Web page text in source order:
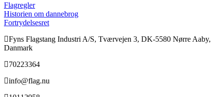
Flagregler
Historien om dannebrog
Fortrydelsesret
Fyns Flagstang Industri A/S, Tværvejen 3, DK-5580 Nørre Aaby,
Danmark
70223364
info@flag.nu